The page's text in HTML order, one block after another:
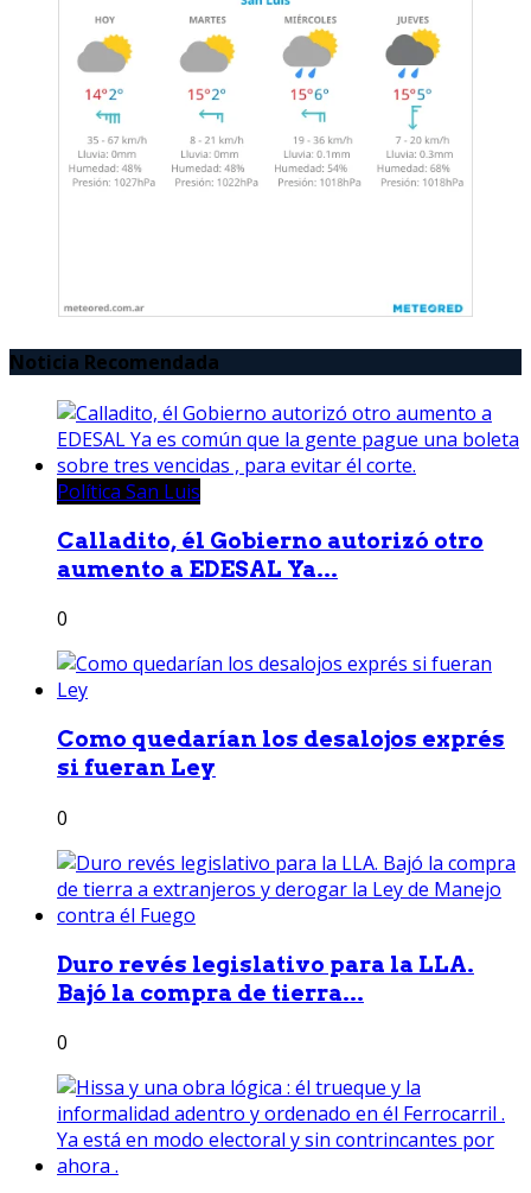
Noticia Recomendada
Política San Luis
Calladito, él Gobierno autorizó otro
aumento a EDESAL Ya...
0
Como quedarían los desalojos exprés
si fueran Ley
0
Duro revés legislativo para la LLA.
Bajó la compra de tierra...
0